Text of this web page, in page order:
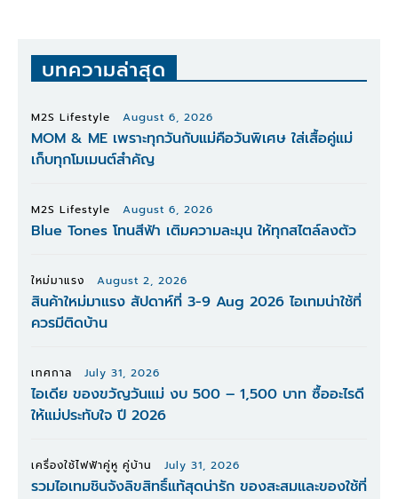
บทความล่าสุด
M2S Lifestyle August 6, 2026
MOM & ME เพราะทุกวันกับแม่คือวันพิเศษ ใส่เสื้อคู่แม่
เก็บทุกโมเมนต์สำคัญ
M2S Lifestyle August 6, 2026
Blue Tones โทนสีฟ้า เติมความละมุน ให้ทุกสไตล์ลงตัว
ใหม่มาแรง August 2, 2026
สินค้าใหม่มาแรง สัปดาห์ที่ 3-9 Aug 2026 ไอเทมน่าใช้ที่
ควรมีติดบ้าน
เทศกาล July 31, 2026
ไอเดีย ของขวัญวันแม่ งบ 500 – 1,500 บาท ซื้ออะไรดี
ให้แม่ประทับใจ ปี 2026
เครื่องใช้ไฟฟ้าคู่หู คู่บ้าน July 31, 2026
รวมไอเทมชินจังลิขสิทธิ์แท้สุดน่ารัก ของสะสมและของใช้ที่